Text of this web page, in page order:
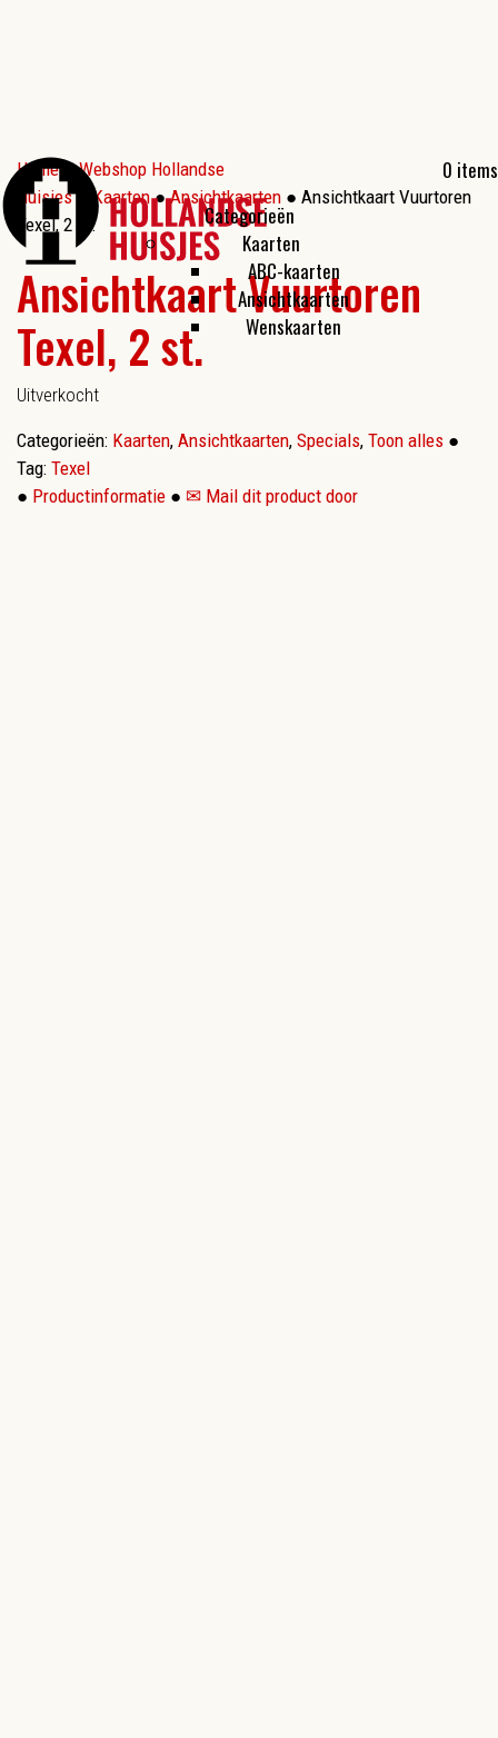
0 items
Categorieën
Kaarten
ABC-kaarten
Ansichtkaarten
Wenskaarten
Home●Webshop Hollandse
Huisjes● Kaarten●Ansichtkaarten ● Ansichtkaart Vuurtoren
Texel, 2 st.
Ansichtkaart Vuurtoren
Texel, 2 st.
Uitverkocht
Categorieën: Kaarten, Ansichtkaarten, Specials, Toon alles ●
Tag: Texel
● Productinformatie ● ✉ Mail dit product door